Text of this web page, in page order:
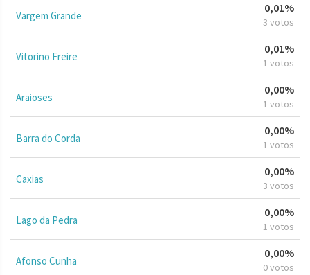
Vargem Grande
0,01%
3 votos
Vitorino Freire
0,01%
1 votos
Araioses
0,00%
1 votos
Barra do Corda
0,00%
1 votos
Caxias
0,00%
3 votos
Lago da Pedra
0,00%
1 votos
Afonso Cunha
0,00%
0 votos